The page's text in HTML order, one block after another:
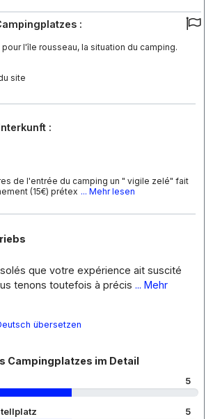
:
l'île rousseau, la situation du camping.
site
:
de l'entrée du camping un " vigile zelé" fait
(15€) prétex ... Mehr lesen
que votre expérience ait suscité
tenons toutefois à précis ... Mehr
übersetzen
Campingplatzes im Detail
5
5